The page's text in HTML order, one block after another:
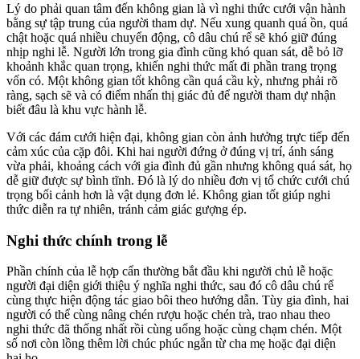
Lý do phải quan tâm đến không gian là vì nghi thức cưới vận hành
bằng sự tập trung của người tham dự. Nếu xung quanh quá ồn, quá
chật hoặc quá nhiều chuyển động, cô dâu chú rể sẽ khó giữ đúng
nhịp nghi lễ. Người lớn trong gia đình cũng khó quan sát, dễ bỏ lỡ
khoảnh khắc quan trọng, khiến nghi thức mất đi phần trang trọng
vốn có. Một không gian tốt không cần quá cầu kỳ, nhưng phải rõ
ràng, sạch sẽ và có điểm nhấn thị giác đủ để người tham dự nhận
biết đâu là khu vực hành lễ.
Với các đám cưới hiện đại, không gian còn ảnh hưởng trực tiếp đến
cảm xúc của cặp đôi. Khi hai người đứng ở đúng vị trí, ánh sáng
vừa phải, khoảng cách với gia đình đủ gần nhưng không quá sát, họ
dễ giữ được sự bình tĩnh. Đó là lý do nhiều đơn vị tổ chức cưới chú
trọng bối cảnh hơn là vật dụng đơn lẻ. Không gian tốt giúp nghi
thức diễn ra tự nhiên, tránh cảm giác gượng ép.
Nghi thức chính trong lễ
Phần chính của lễ hợp cẩn thường bắt đầu khi người chủ lễ hoặc
người đại diện giới thiệu ý nghĩa nghi thức, sau đó cô dâu chú rể
cùng thực hiện động tác giao bôi theo hướng dẫn. Tùy gia đình, hai
người có thể cùng nâng chén rượu hoặc chén trà, trao nhau theo
nghi thức đã thống nhất rồi cùng uống hoặc cùng chạm chén. Một
số nơi còn lồng thêm lời chúc phúc ngắn từ cha mẹ hoặc đại diện